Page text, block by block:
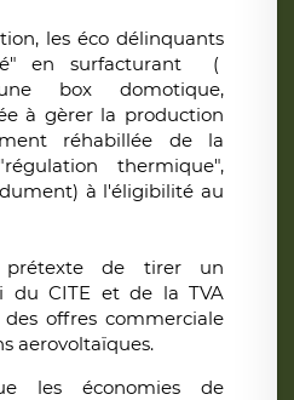
les éco délinquants
en surfacturant (
box domotique,
à gèrer la production
réhabillée de la
thermique",
à l'éligibilité au
prétexte de tirer un
du CITE et de la TVA
offres commerciale
aerovoltaïques.
les économies de